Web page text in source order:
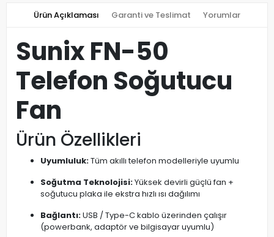
Ürün Açıklaması Garanti ve Teslimat Yorumlar
Sunix FN-50
Telefon Soğutucu
Fan
Ürün Özellikleri
Uyumluluk:Tüm akıllı telefon modelleriyle uyumlu
Soğutma Teknolojisi:Yüksek devirli güçlü fan +
soğutucu plaka ile ekstra hızlı ısı dağılımı
Bağlantı:USB / Type-C kablo üzerinden çalışır
(powerbank, adaptör ve bilgisayar uyumlu)